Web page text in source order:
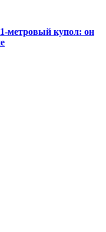
метровый купол: он